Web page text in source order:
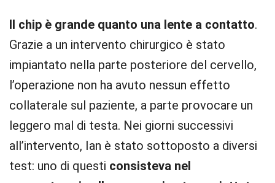
Il chip è grande quanto una lente a contatto.
Grazie a un intervento chirurgico è stato
impiantato nella parte posteriore del cervello,
l’operazione non ha avuto nessun effetto
collaterale sul paziente, a parte provocare un
leggero mal di testa. Nei giorni successivi
all’intervento, Ian è stato sottoposto a diversi
test: uno di questi consisteva nel